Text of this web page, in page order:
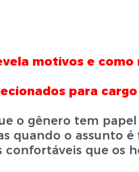
motivos e como
para
o gênero tem
quando o assunto
confortáveis que os